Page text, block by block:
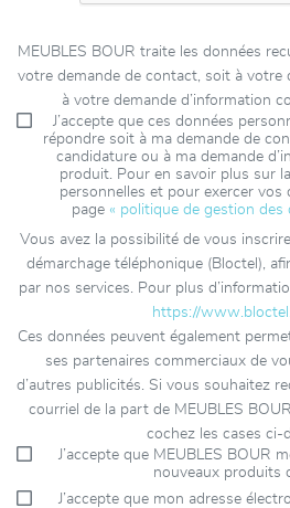
MEUBLES BOUR traite les données
votre demande de contact, soit à votre
à votre demande d’information
J’accepte que ces données
répondre soit à ma demande de
candidature ou à ma demande
produit. Pour en savoir plus sur
personnelles et pour exercer
page « politique de gestion des
Vous avez la possibilité de vous
démarchage téléphonique (Bloctel),
par nos services. Pour plus
https://
Ces données peuvent également
ses partenaires commerciaux de
d’autres publicités. Si vous souhaitez
courriel de la part de MEUBLES
cochez les cases ci-
J’accepte que MEUBLES BOUR
nouveaux produits
J’accepte que mon adresse